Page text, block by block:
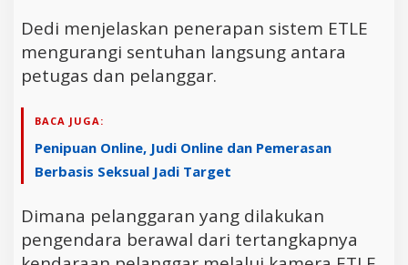
Dedi menjelaskan penerapan sistem ETLE
mengurangi sentuhan langsung antara
petugas dan pelanggar.
BACA JUGA:
Penipuan Online, Judi Online dan Pemerasan
Berbasis Seksual Jadi Target
Dimana pelanggaran yang dilakukan
pengendara berawal dari tertangkapnya